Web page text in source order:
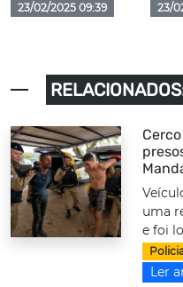
23/02/2025 09:39 23/
uma
e foi
Ler